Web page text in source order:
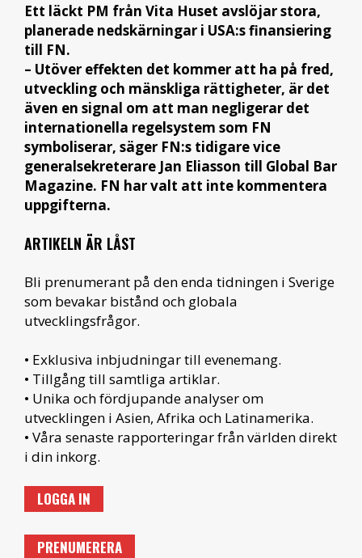
Ett läckt PM från Vita Huset avslöjar stora,
planerade nedskärningar i USA:s finansiering
till FN.
– Utöver effekten det kommer att ha på fred,
utveckling och mänskliga rättigheter, är det
även en signal om att man negligerar det
internationella regelsystem som FN
symboliserar, säger FN:s tidigare vice
generalsekreterare Jan Eliasson till Global Bar
Magazine. FN har valt att inte kommentera
uppgifterna.
ARTIKELN ÄR LÅST
Bli prenumerant på den enda tidningen i Sverige
som bevakar bistånd och globala
utvecklingsfrågor.
• Exklusiva inbjudningar till evenemang.
• Tillgång till samtliga artiklar.
• Unika och fördjupande analyser om
utvecklingen i Asien, Afrika och Latinamerika.
• Våra senaste rapporteringar från världen direkt
i din inkorg.
LOGGA IN
PRENUMERERA